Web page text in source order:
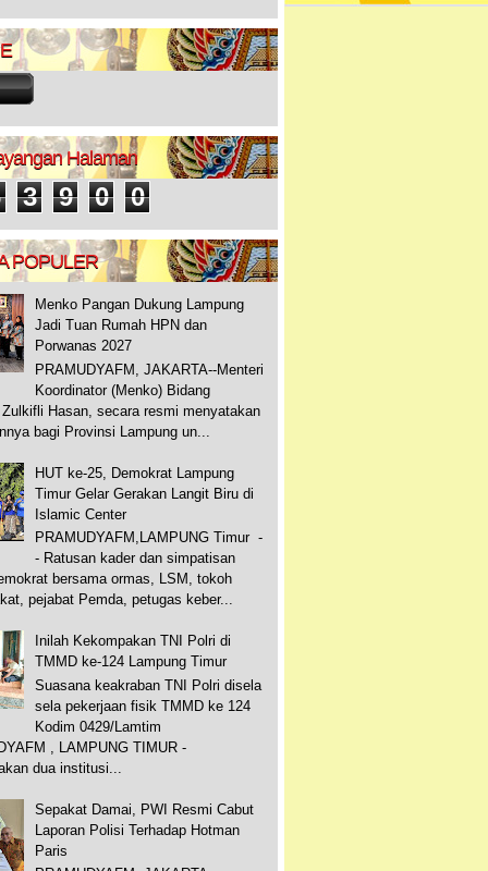
Halaman
3 9 0 0
POPULER
Menko Pangan Dukung Lampung
Jadi Tuan Rumah HPN dan
Porwanas 2027
PRAMUDYAFM, JAKARTA--Menteri
Koordinator (Menko) Bidang
Hasan, secara resmi menyatakan
bagi Provinsi Lampung un...
HUT ke-25, Demokrat Lampung
Timur Gelar Gerakan Langit Biru di
Islamic Center
PRAMUDYAFM,LAMPUNG Timur -
- Ratusan kader dan simpatisan
bersama ormas, LSM, tokoh
pejabat Pemda, petugas keber...
Inilah Kekompakan TNI Polri di
TMMD ke-124 Lampung Timur
Suasana keakraban TNI Polri disela
sela pekerjaan fisik TMMD ke 124
Kodim 0429/Lamtim
, LAMPUNG TIMUR -
dua institusi...
Sepakat Damai, PWI Resmi Cabut
Laporan Polisi Terhadap Hotman
Paris